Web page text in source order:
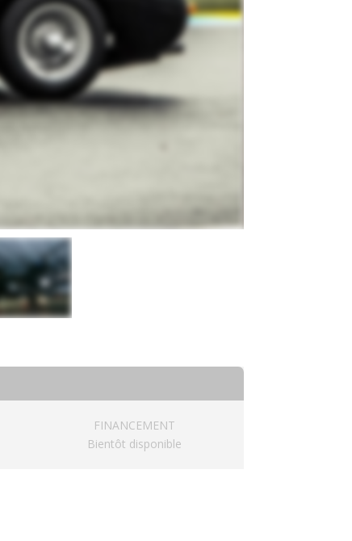
FINANCEMENT
Bientôt disponible